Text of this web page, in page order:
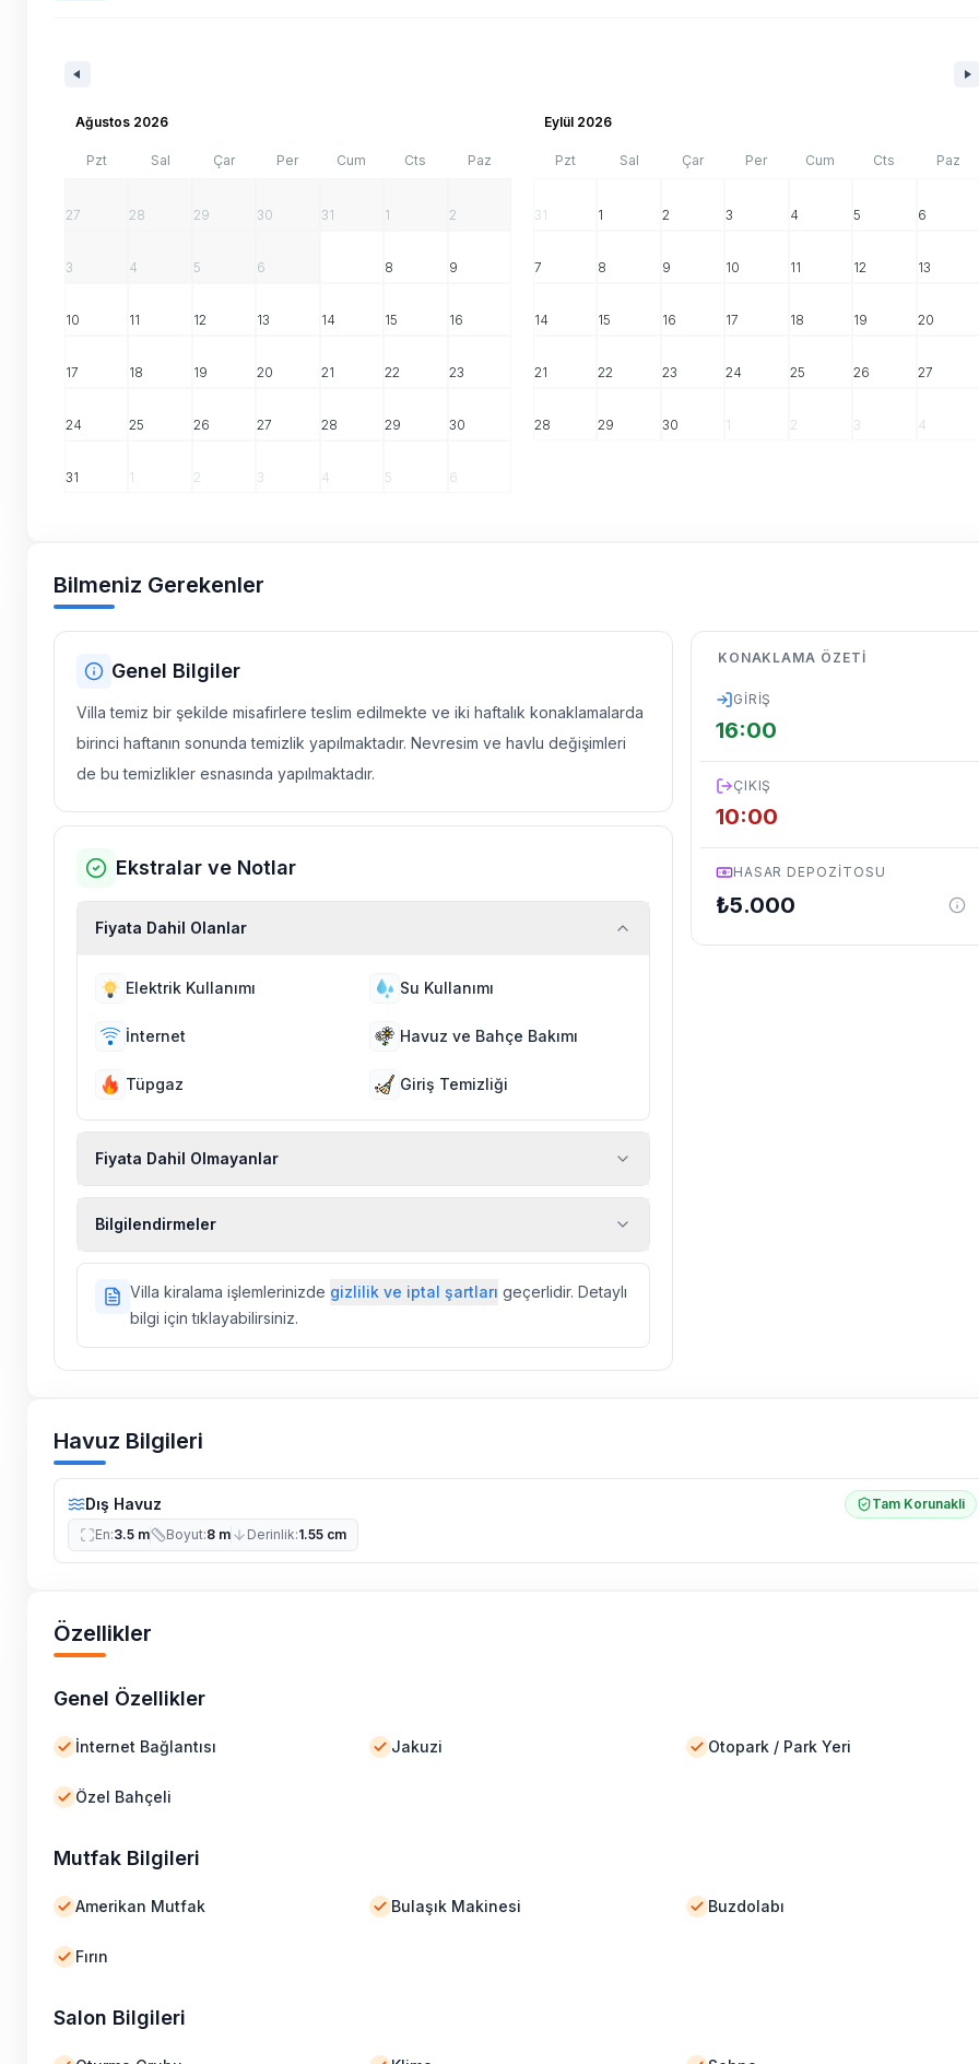
Ağustos 2026
Pzt Sal Çar Per Cum Cts Paz
27 28 29 30 31 1 2
3 4 5 6 8 9
10 11 12 13 14 15 16
17 18 19 20 21 22 23
24 25 26 27 28 29 30
31 1 2 3 4 5 6
Eylül 2026
Pzt Sal Çar Per Cum Cts Paz
31 1 2 3 4 5 6
7 8 9 10 11 12 13
14 15 16 17 18 19 20
21 22 23 24 25 26 27
28 29 30 1 2 3 4
Bilmeniz Gerekenler
Genel Bilgiler
Villa temiz bir şekilde misafirlere teslim edilmekte ve iki haftalık konaklamalarda
birinci haftanın sonunda temizlik yapılmaktadır. Nevresim ve havlu değişimleri
de bu temizlikler esnasında yapılmaktadır.
Ekstralar ve Notlar
Fiyata Dahil Olanlar
Elektrik Kullanımı Su Kullanımı
İnternet Havuz ve Bahçe Bakımı
Tüpgaz Giriş Temizliği
Fiyata Dahil Olmayanlar
Bilgilendirmeler
ilaçlama yapılmaktadır. Buna rağmen çevrede kelebek, böcek, sinek
vs. bulunma ihtimali vardır.
Villalarımızın bulunmuş olduğu bölgelerde dönemsel olarak altyapı
Villa kiralama işlemlerinizde gizlilik ve iptal şartları geçerlidir. Detaylı
bilgi için tıklayabilirsiniz.
KONAKLAMA ÖZETI
GIRIŞ
16:00
ÇIKIŞ
10:00
HASAR DEPOZITOSU
₺5.000
Havuz Bilgileri
Dış Havuz
Tam Korunakli
En:3.5 m Boyut:8 m Derinlik:1.55 cm
Özellikler
Genel Özellikler
İnternet Bağlantısı Jakuzi Otopark / Park Yeri
Özel Bahçeli
Mutfak Bilgileri
Amerikan Mutfak Bulaşık Makinesi Buzdolabı
Fırın
Salon Bilgileri